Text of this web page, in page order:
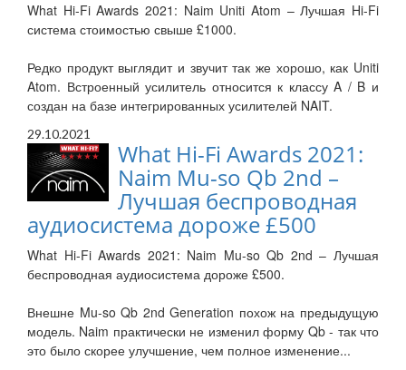
What Hi-Fi Awards 2021: Naim Uniti Atom – Лучшая Hi-Fi
система стоимостью свыше £1000.
Редко продукт выглядит и звучит так же хорошо, как Uniti
Atom. Встроенный усилитель относится к классу A / B и
создан на базе интегрированных усилителей NAIT.
29.10.2021
What Hi-Fi Awards 2021:
Naim Mu-so Qb 2nd –
Лучшая беспроводная
аудиосистема дороже £500
What Hi-Fi Awards 2021: Naim Mu-so Qb 2nd – Лучшая
беспроводная аудиосистема дороже £500.
Внешне Mu-so Qb 2nd Generation похож на предыдущую
модель. Naim практически не изменил форму Qb - так что
это было скорее улучшение, чем полное изменение...